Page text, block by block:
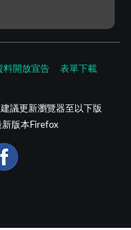
料開放宣告 表單下載
議更新瀏覽器至以下版
新版本Firefox